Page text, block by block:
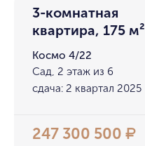
3-комнатная
квартира, 175 м²
Космо 4/22
Сад, 2 этаж из 6
сдача: 2 квартал 2025
247 300 500₽